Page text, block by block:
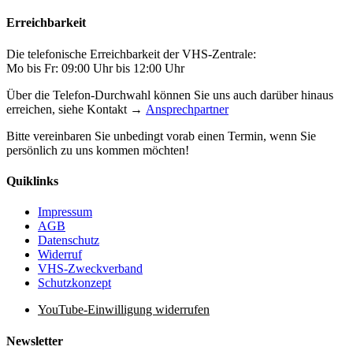
Erreichbarkeit
Die telefonische Erreichbarkeit der VHS-Zentrale:
Mo bis Fr: 09:00 Uhr bis 12:00 Uhr
Über die Telefon-Durchwahl können Sie uns auch darüber hinaus
erreichen, siehe Kontakt → Ansprechpartner
Bitte vereinbaren Sie unbedingt vorab einen Termin, wenn Sie
persönlich zu uns kommen möchten!
Quiklinks
Impressum
AGB
Datenschutz
Widerruf
VHS-Zweckverband
Schutzkonzept
YouTube-Einwilligung widerrufen
Newsletter